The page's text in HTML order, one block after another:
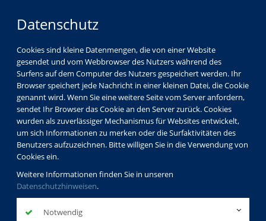
Datenschutz
Cookies sind kleine Datenmengen, die von einer Website
gesendet und vom Webbrowser des Nutzers während des
Surfens auf dem Computer des Nutzers gespeichert werden. Ihr
Browser speichert jede Nachricht in einer kleinen Datei, die Cookie
genannt wird. Wenn Sie eine weitere Seite vom Server anfordern,
sendet Ihr Browser das Cookie an den Server zurück. Cookies
wurden als zuverlässiger Mechanismus für Websites entwickelt,
um sich Informationen zu merken oder die Surfaktivitäten des
Benutzers aufzuzeichnen. Bitte willigen Sie in die Verwendung von
Cookies ein.
Weitere Informationen finden Sie in unseren
Datenschutzhinweisen.
Notwendig